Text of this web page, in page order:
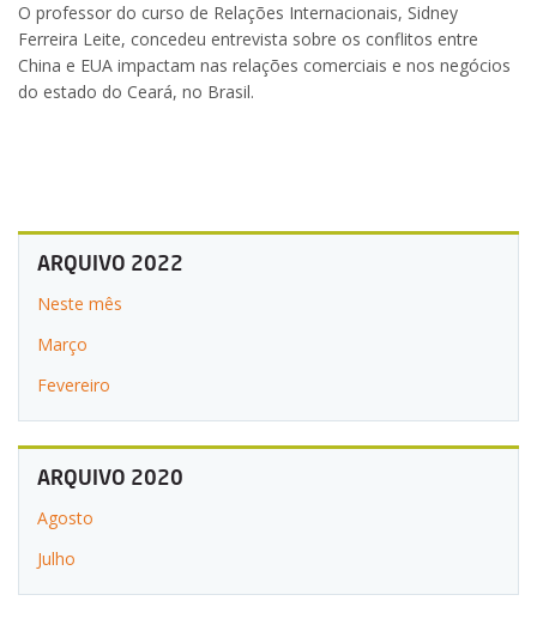
O professor do curso de Relações Internacionais, Sidney
Ferreira Leite, concedeu entrevista sobre os conflitos entre
China e EUA impactam nas relações comerciais e nos negócios
do estado do Ceará, no Brasil.
ARQUIVO 2022
Neste mês
Março
Fevereiro
ARQUIVO 2020
Agosto
Julho